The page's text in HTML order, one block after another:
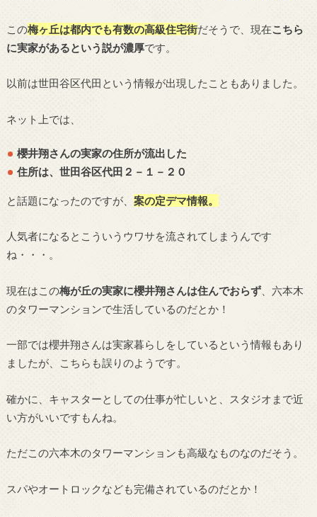
この梅ヶ丘は都内でも有数の高級住宅街だそうで、現在 こちら
に実家があるという説が濃厚です。
以前は世田谷区代田という情報が出現したこともありました。
ネット上では、
櫻井翔さんの実家の住所が流出した
住所は、世田谷区代田２－１－２０
と話題になったのですが、 案の定デマ情報。
人気者になるとこういうウワサを流されてしまうんです
ね・・・。
現在はこの梅が丘の実家に櫻井翔さんは住んでおらず、六本木
のタワーマンションで生活しているのだとか！
一部では櫻井翔さんは実家暮らしをしているという情報もあり
ましたが、こちらも誤りのようです。
確かに、キャスターとしての仕事が忙しいと、スタジオまで近
い方がいいですもんね。
ただこの六本木のタワーマンションも高級なものなのだそう。
スパやオートロックなども完備されているのだとか！